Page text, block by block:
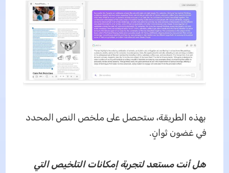
بهذه الطريقة، ستحصل على ملخص النص المحدد
في غضون ثوانٍ.
هل أنت مستعد لتجربة إمكانات التلخيص التي